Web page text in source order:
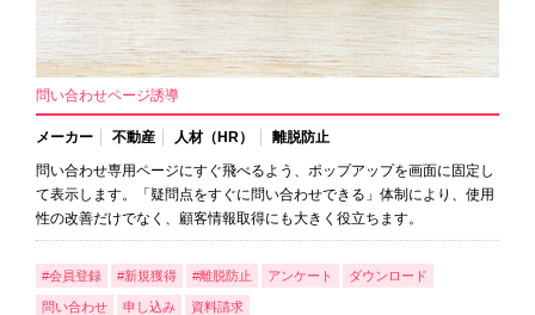
問い合わせページ誘導
メーカー 不動産 人材（HR）
離脱防止
問い合わせ専用ページにすぐ飛べるよう、ポップアップを画面に固定し
て表示します。「疑問点をすぐに問い合わせできる」体制により、使用
性の改善だけでなく、顧客情報取得にも大きく役立ちます。
#会員登録 #新規獲得 #離脱防止 アンケート ダウンロード
問い合わせ 申し込み 資料請求